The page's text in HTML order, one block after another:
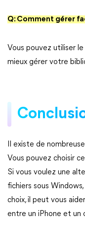
Q: Comment gérer
Vous pouvez utiliser
mieux gérer votre
Il existe de
Vous pouvez choisir
Si vous voulez une
fichiers sous
choix, il peut vous
entre un iPhone et un